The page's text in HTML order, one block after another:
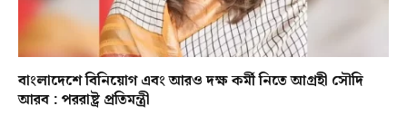
বাংলাদেশে বিনিয়োগ এবং আরও দক্ষ কর্মী নিতে আগ্রহী সৌদি
আরব : পররাষ্ট্র প্রতিমন্ত্রী